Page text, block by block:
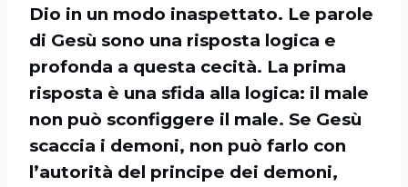
Dio in un modo inaspettato. Le parole
di Gesù sono una risposta logica e
profonda a questa cecità. La prima
risposta è una sfida alla logica: il male
non può sconfiggere il male. Se Gesù
scaccia i demoni, non può farlo con
l’autorità del principe dei demoni,